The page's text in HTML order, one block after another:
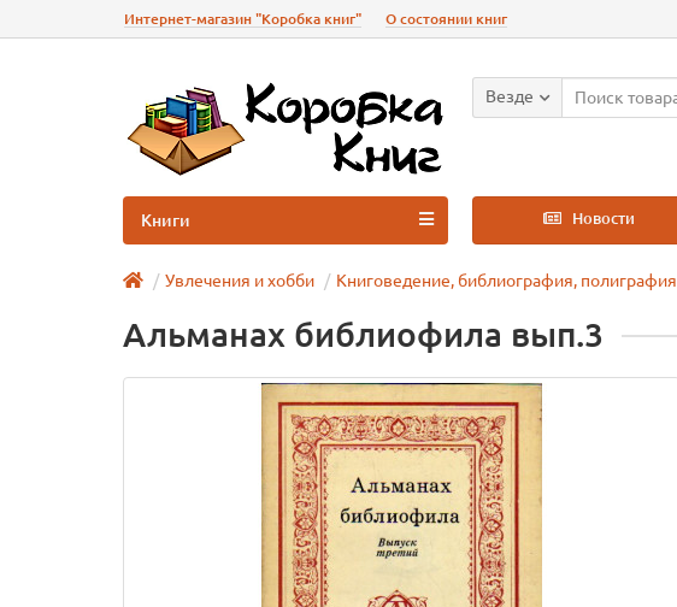
Интернет-магазин "Коробка книг" О состоянии книг
Везде
Новости
Книги
Увлечения и хобби Книговедение, библиография, полиграфия
Альманах библиофила вып.3